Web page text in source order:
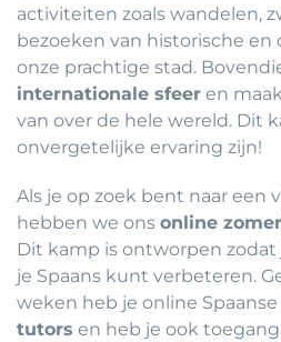
activiteiten zoals wandelen,
bezoeken van historische
onze prachtige stad.
internationale sfeer en
van over de hele wereld. Dit
onvergetelijke ervaring zijn!
Als je op zoek bent naar een
hebben we ons online
Dit kamp is ontworpen
je Spaans kunt verbeteren.
weken heb je online
tutors en heb je ook